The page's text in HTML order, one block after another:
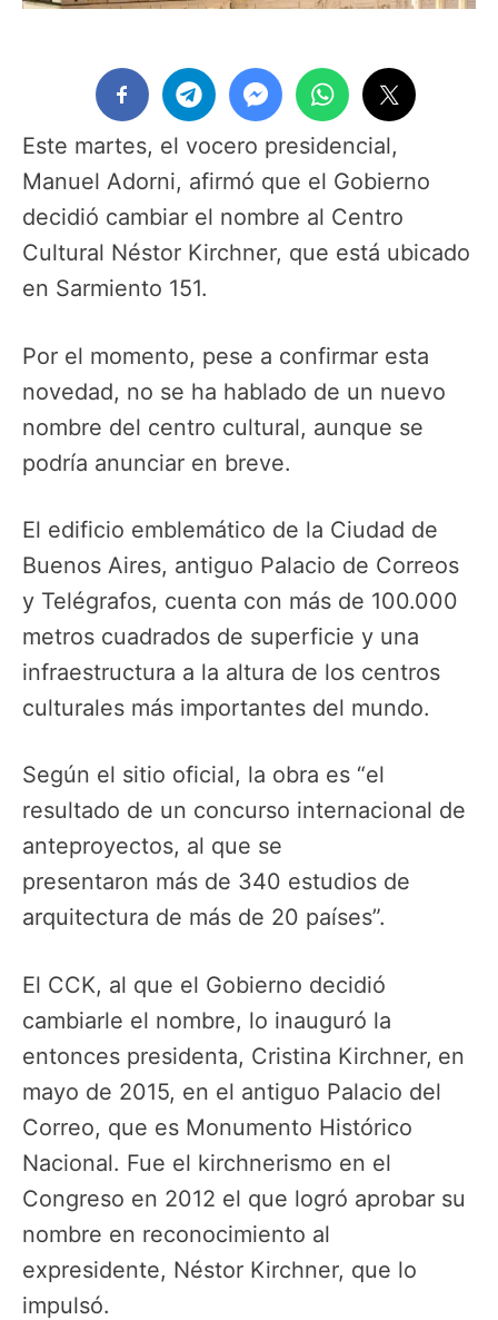
Este martes, el vocero presidencial,
Manuel Adorni, afirmó que el Gobierno
decidió cambiar el nombre al Centro
Cultural Néstor Kirchner, que está ubicado
en Sarmiento 151.
Por el momento, pese a confirmar esta
novedad, no se ha hablado de un nuevo
nombre del centro cultural, aunque se
podría anunciar en breve.
El edificio emblemático de la Ciudad de
Buenos Aires, antiguo Palacio de Correos
y Telégrafos, cuenta con más de 100.000
metros cuadrados de superficie y una
infraestructura a la altura de los centros
culturales más importantes del mundo.
Según el sitio oficial, la obra es “el
resultado de un concurso internacional de
anteproyectos, al que se
presentaron más de 340 estudios de
arquitectura de más de 20 países”.
El CCK, al que el Gobierno decidió
cambiarle el nombre, lo inauguró la
entonces presidenta, Cristina Kirchner, en
mayo de 2015, en el antiguo Palacio del
Correo, que es Monumento Histórico
Nacional. Fue el kirchnerismo en el
Congreso en 2012 el que logró aprobar su
nombre en reconocimiento al
expresidente, Néstor Kirchner, que lo
impulsó.